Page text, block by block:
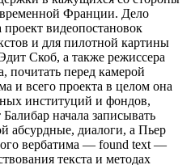
Франции. Дело
видеопостановок
и для пилотной картины
Скоб, а также режиссера
почитать перед камерой
и всего проекта в целом она
институций и фондов,
начала записывать
абсурдные, диалоги, а Пьер
вербатима — found text —
текста и методах